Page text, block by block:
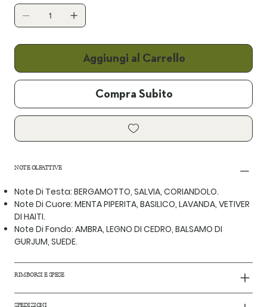
Aggiungi al Carrello
Compra Subito
NOTE OLFATTIVE
Note Di Testa: BERGAMOTTO, SALVIA, CORIANDOLO.
Note Di Cuore: MENTA PIPERITA, BASILICO, LAVANDA, VETIVER
DI HAITI.
Note Di Fondo: AMBRA, LEGNO DI CEDRO, BALSAMO DI
GURJUM, SUEDE.
RIMBORSI E SPESE
SPEDIZIONI